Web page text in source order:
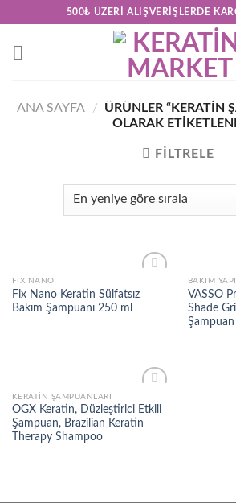
content
500₺ ÜZERI ALIŞVERIŞLERDE
ANA SAYFA /
ÜRÜNLER “KERATIN
OLARAK
FILTRELE
wishlist
FIX NANO
Fix Nano Keratin Sülfatsız
Bakım Şampuanı 250 ml
BAKIM
VASSO
Shade
Add to
wishlist
KERATIN ŞAMPUANLARI
OGX Keratin, Düzleştirici Etkili
Şampuan, Brazilian Keratin
Therapy Shampoo